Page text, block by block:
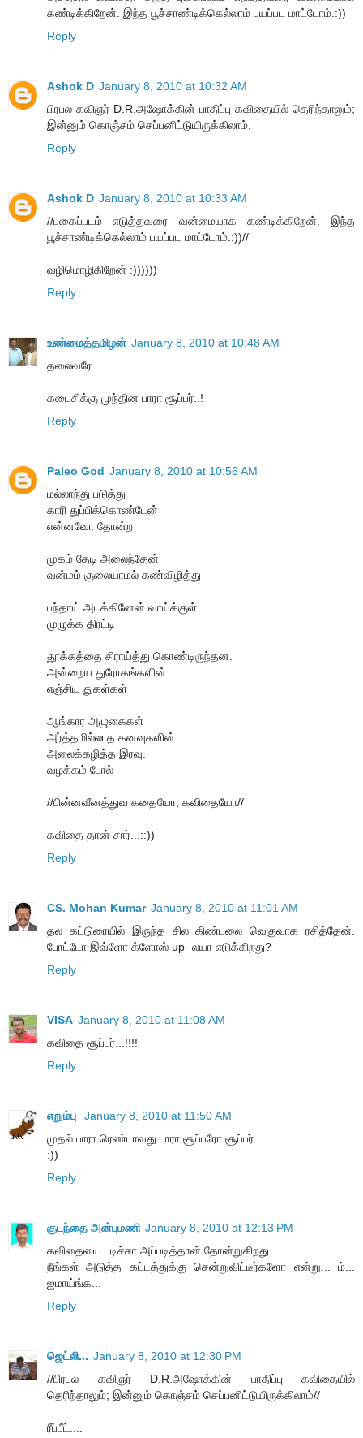
கண்டிக்கிறேன். இந்த பூச்சாண்டிக்கெல்லாம் பயப்பட மாட்டோம்.:))
Reply
Ashok D January 8, 2010 at 10:32 AM
பிரபல கவிஞர் D.R.அஷோக்கின் பாதிப்பு கவிதையில் தெரிந்தாலும்;
இன்னும் கொஞ்சம் செப்பனிட்டுயிருக்கிலாம்.
Reply
Ashok D January 8, 2010 at 10:33 AM
//புகைப்படம் எடுத்தவரை வன்மையாக கண்டிக்கிறேன். இந்த
பூச்சாண்டிக்கெல்லாம் பயப்பட மாட்டோம்.:))//
வழிமொழிகிறேன் :))))))
Reply
உண்மைத்தமிழன் January 8, 2010 at 10:48 AM
தலைவரே..
கடைசிக்கு முந்தின பாரா சூப்பர்..!
Reply
Paleo God January 8, 2010 at 10:56 AM
மல்லாந்து படுத்து
காரி துப்பிக்கொண்டேன்
என்னவோ தோன்ற
முகம் தேடி அலைந்தேன்
வன்மம் குலையாமல் கண்விழித்து
பந்தாய் அடக்கினேன் வாய்க்குள்.
முழுக்க திரட்டி
தூக்கத்தை சிராய்த்து கொண்டிருந்தன.
அன்றைய துரோகங்களின்
எஞ்சிய துகள்கள்
ஆங்கார அழுகைகள்
அர்த்தமில்லாத கனவுகளின்
அலைக்கழித்த இரவு.
வழக்கம் போல்
//பின்னவீனத்துவ கதையோ, கவிதையோ//
கவிதை தான் சார்...::))
Reply
CS. Mohan Kumar January 8, 2010 at 11:01 AM
தல கட்டுரையில் இருந்த சில கிண்டலை வெகுவாக ரசித்தேன்.
போட்டோ இவ்ளோ க்ளோஸ் up- லயா எடுக்கிறது?
Reply
VISA January 8, 2010 at 11:08 AM
கவிதை சூப்பர்...!!!!
Reply
எறும்பு
January 8, 2010 at 11:50 AM
முதல் பாரா ரெண்டாவது பாரா சூப்பரோ சூப்பர்
:))
Reply
குடந்தை அன்புமணி January 8, 2010 at 12:13 PM
கவிதையை படிச்சா அப்படித்தான் தோன்றுகிறது...
நீங்கள் அடுத்த கட்டத்துக்கு சென்றுவிட்டீர்களோ என்று... ம்...
ஐமாய்ங்க...
Reply
ஜெட்லி... January 8, 2010 at 12:30 PM
//பிரபல கவிஞர் D.R.அஷோக்கின் பாதிப்பு கவிதையில்
தெரிந்தாலும்; இன்னும் கொஞ்சம் செப்பனிட்டுயிருக்கிலாம்//
ரீப்பீட்....